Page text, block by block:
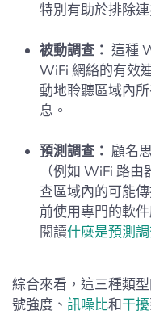
特別有助於排除連
被動調查： 這種
WiFi 網絡的有效
動地聆聽區域內
息。
預測調查： 顧名
（例如 WiFi 路
查區域內的可能
前使用專門的軟
閱讀什麼是預測
綜合來看，這三種類
號強度、 訊噪比和干擾